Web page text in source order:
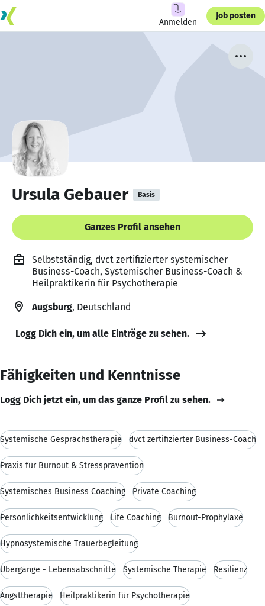
Anmelden
Job posten
Ursula Gebauer Basis
Ganzes Profil ansehen
Selbstständig, dvct zertifizierter systemischer
Business-Coach, Systemischer Business-Coach &
Heilpraktikerin für Psychotherapie
Augsburg, Deutschland
Logg Dich ein, um alle Einträge zu sehen.
Fähigkeiten und Kenntnisse
Logg Dich jetzt ein, um das ganze Profil zu sehen.
Systemische Gesprächstherapie dvct zertifizierter Business-Coach
Praxis für Burnout & Stressprävention
Systemisches Business Coaching Private Coaching
Persönlichkeitsentwicklung Life Coaching Burnout-Prophylaxe
Hypnosystemische Trauerbegleitung
Übergänge - Lebensabschnitte Systemische Therapie Resilienz
Angsttherapie Heilpraktikerin für Psychotherapie